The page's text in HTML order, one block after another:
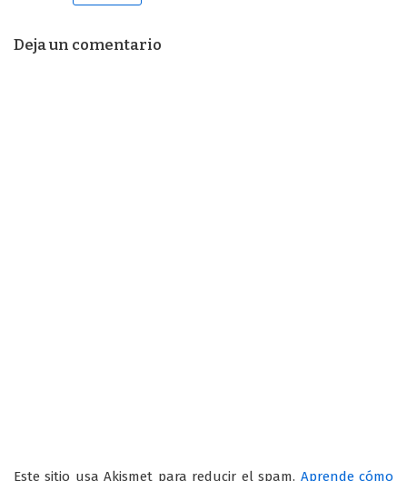
Deja un comentario
Este sitio usa Akismet para reducir el spam. Aprende cómo